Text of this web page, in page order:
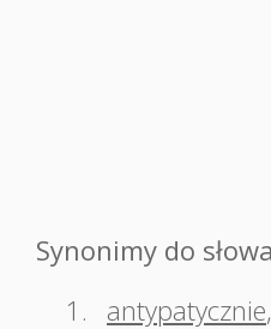
Synonimy do
1.
antypatycznie,